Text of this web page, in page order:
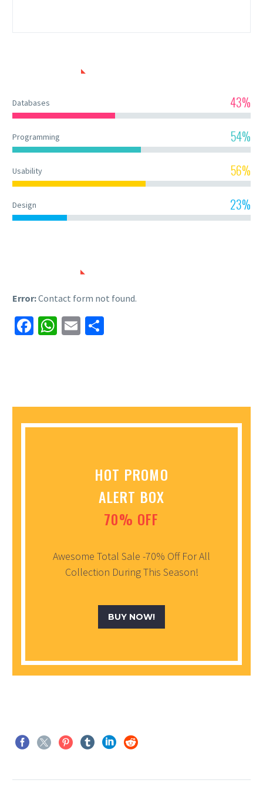
Databases 43%
Programming 54%
Usability 56%
Design 23%
Error:Contact form not found.
Facebook
WhatsApp
Email
HOT PROMO
ALERT BOX
70% OFF
Awesome Total Sale -70% Off For All
Collection During This Season!
BUY NOW!